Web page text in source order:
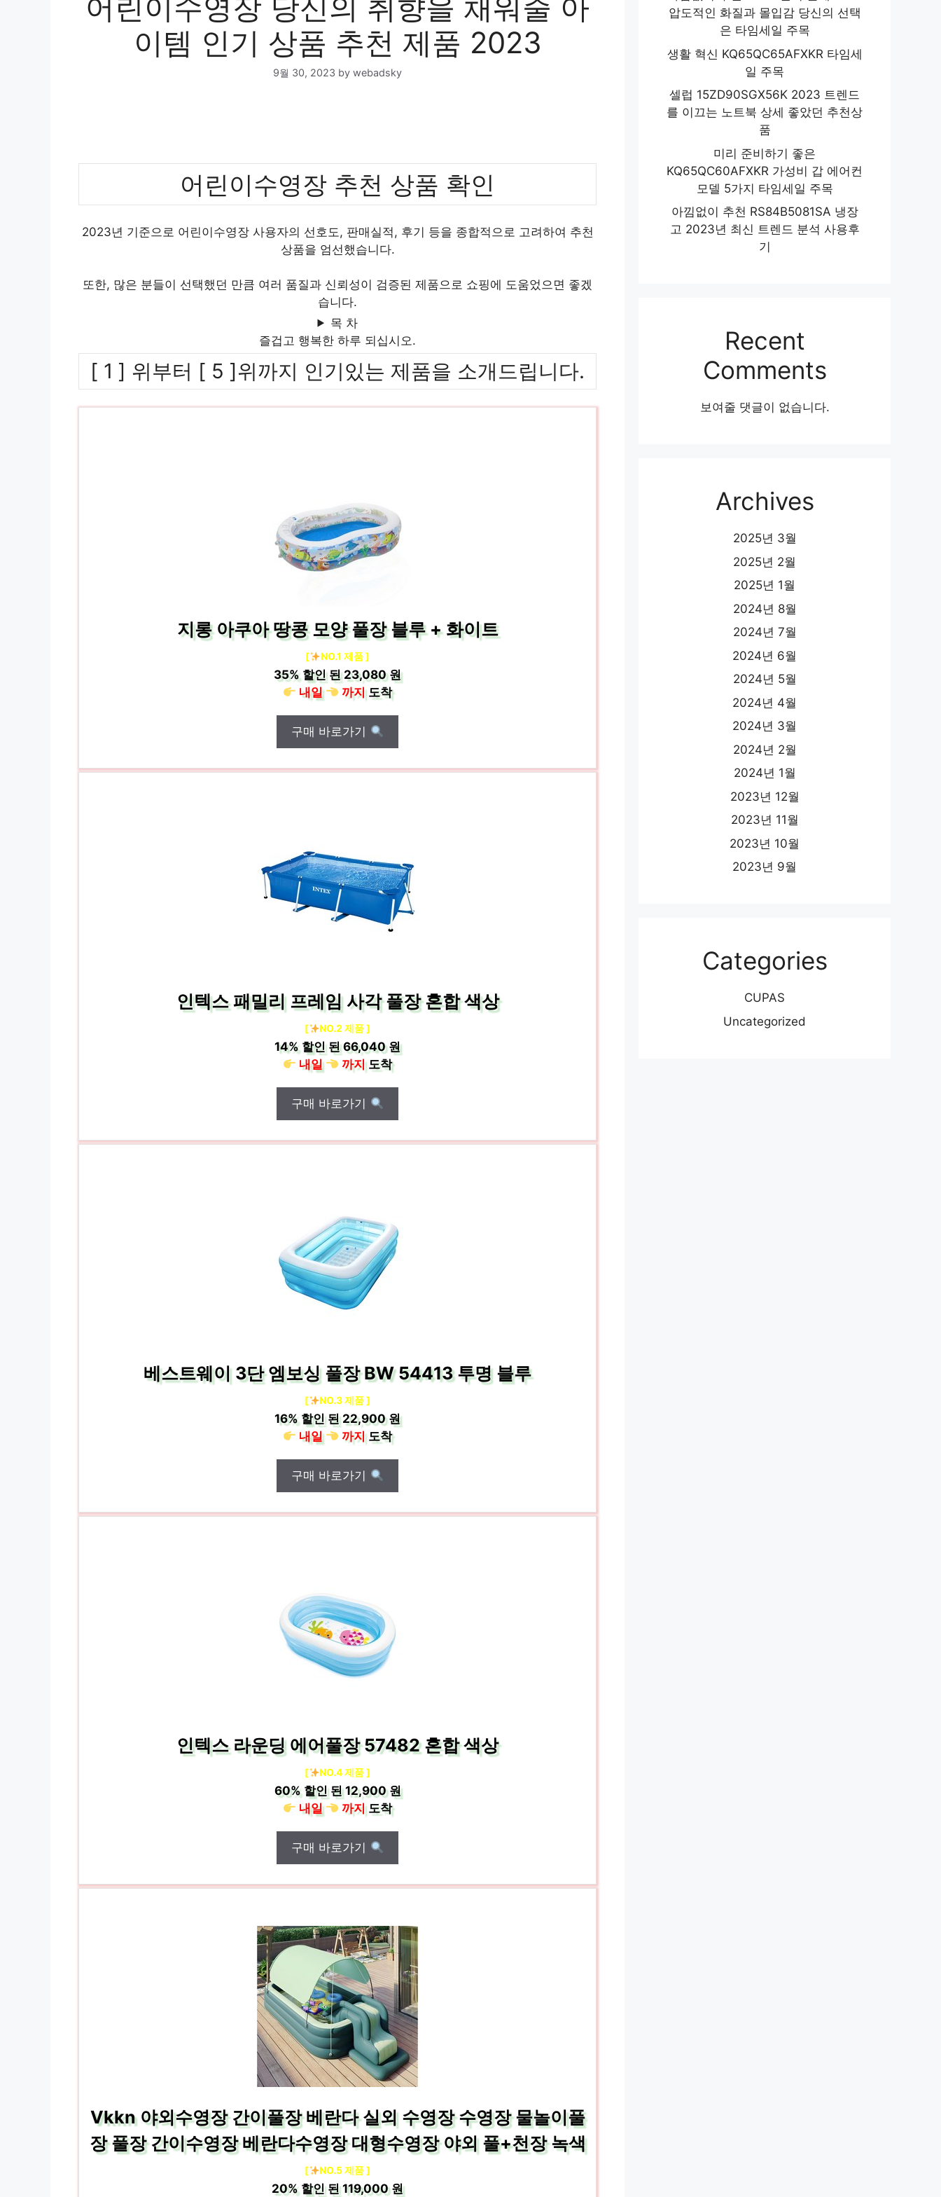
어린이수영장 당신의 취향을 채워줄 아
이템 인기 상품 추천 제품 2023
9월 30, 2023 by webadsky
어린이수영장 추천 상품 확인
2023년 기준으로 어린이수영장 사용자의 선호도, 판매실적, 후기 등을 종합적으로 고려하여 추천
상품을 엄선했습니다.
또한, 많은 분들이 선택했던 만큼 여러 품질과 신뢰성이 검증된 제품으로 쇼핑에 도움었으면 좋겠
습니다.
목 차
즐겁고 행복한 하루 되십시오.
[ 1 ] 위부터 [ 5 ]위까지 인기있는 제품을 소개드립니다.
지롱 아쿠아 땅콩 모양 풀장 블루 + 화이트
[ NO.1 제품 ]
35%할인 된23,080 원
내일
까지도착
구매 바로가기
인텍스 패밀리 프레임 사각 풀장 혼합 색상
[ NO.2 제품 ]
14%할인 된66,040 원
내일
까지도착
구매 바로가기
베스트웨이 3단 엠보싱 풀장 BW 54413 투명 블루
[ NO.3 제품 ]
16%할인 된22,900 원
내일
까지도착
구매 바로가기
인텍스 라운딩 에어풀장 57482 혼합 색상
[ NO.4 제품 ]
60%할인 된12,900 원
내일
까지도착
구매 바로가기
Vkkn 야외수영장 간이풀장 베란다 실외 수영장 수영장 물놀이풀
장 풀장 간이수영장 베란다수영장 대형수영장 야외 풀+천장 녹색
[ NO.5 제품 ]
20%할인 된119,000 원
압도적인 화질과 몰입감 당신의 선택
은 타임세일 주목
생활 혁신 KQ65QC65AFXKR 타임세
일 주목
셀럽 15ZD90SGX56K 2023 트렌드
를 이끄는 노트북 상세 좋았던 추천상
품
미리 준비하기 좋은
KQ65QC60AFXKR 가성비 갑 에어컨
모델 5가지 타임세일 주목
아낌없이 추천 RS84B5081SA 냉장
고 2023년 최신 트렌드 분석 사용후
기
Recent
Comments
보여줄 댓글이 없습니다.
Archives
2025년 3월
2025년 2월
2025년 1월
2024년 8월
2024년 7월
2024년 6월
2024년 5월
2024년 4월
2024년 3월
2024년 2월
2024년 1월
2023년 12월
2023년 11월
2023년 10월
2023년 9월
Categories
CUPAS
Uncategorized